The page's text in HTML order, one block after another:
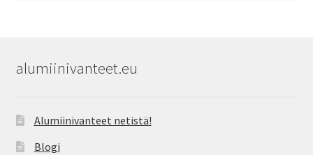
alumiinivanteet.eu
Alumiinivanteet netistä!
Blogi